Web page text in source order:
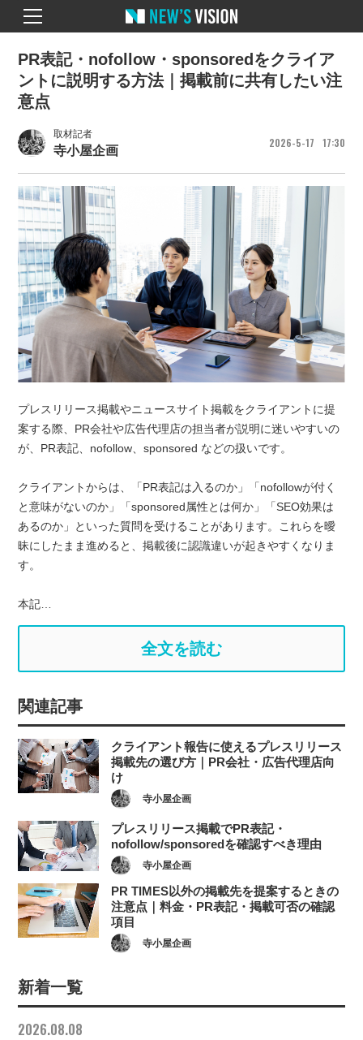
取材記者
寺小屋企画
2026 5 17 17 30
PR表記・nofollow・sponsoredをクライア
ントに説明する方法｜掲載前に共有したい注
意点
プレスリリース掲載やニュースサイト掲載をクライアントに提
案する際、PR会社や広告代理店の担当者が説明に迷いやすいの
が、PR表記、nofollow、sponsored などの扱いです。
クライアントからは、「PR表記は入るのか」「nofollowが付く
と意味がないのか」「sponsored属性とは何か」「SEO効果は
あるのか」といった質問を受けることがあります。これらを曖
昧にしたまま進めると、掲載後に認識違いが起きやすくなりま
す。
本記…
全文を読む
関連記事
クライアント報告に使えるプレスリリース
掲載先の選び方｜PR会社・広告代理店向
け
寺小屋企画
プレスリリース掲載でPR表記・
nofollow/sponsoredを確認すべき理由
寺小屋企画
PR TIMES以外の掲載先を提案するときの
注意点｜料金・PR表記・掲載可否の確認
項目
寺小屋企画
新着一覧
2026.08.08